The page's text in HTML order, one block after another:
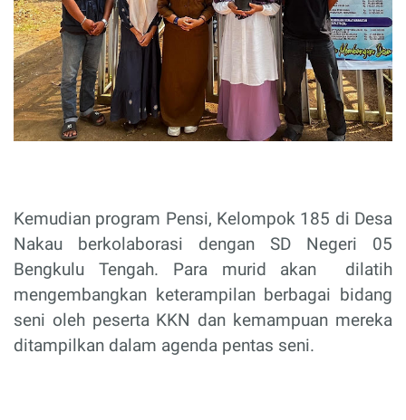
Kemudian program Pensi, Kelompok 185 di Desa
Nakau berkolaborasi dengan SD Negeri 05
Bengkulu Tengah. Para murid akan
dilatih
mengembangkan keterampilan berbagai bidang
seni oleh peserta KKN dan kemampuan mereka
ditampilkan dalam agenda pentas seni.